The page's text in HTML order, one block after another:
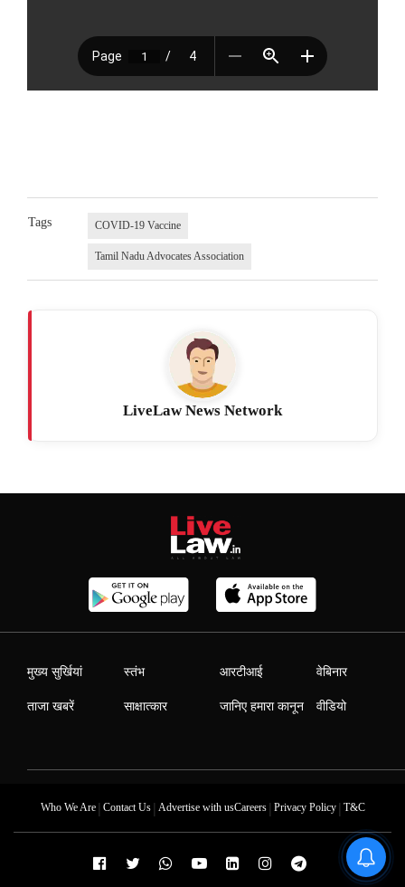
Tags COVID-19 Vaccine
Tamil Nadu Advocates Association
LiveLaw News Network
मुख्य सुर्खियां
ताजा खबरें
स्तंभ
साक्षात्कार
आरटीआई
जानिए हमारा कानून
वेबिनार
वीडियो
Who We Are| Contact Us| Advertise with usCareers| Privacy Policy| T&C